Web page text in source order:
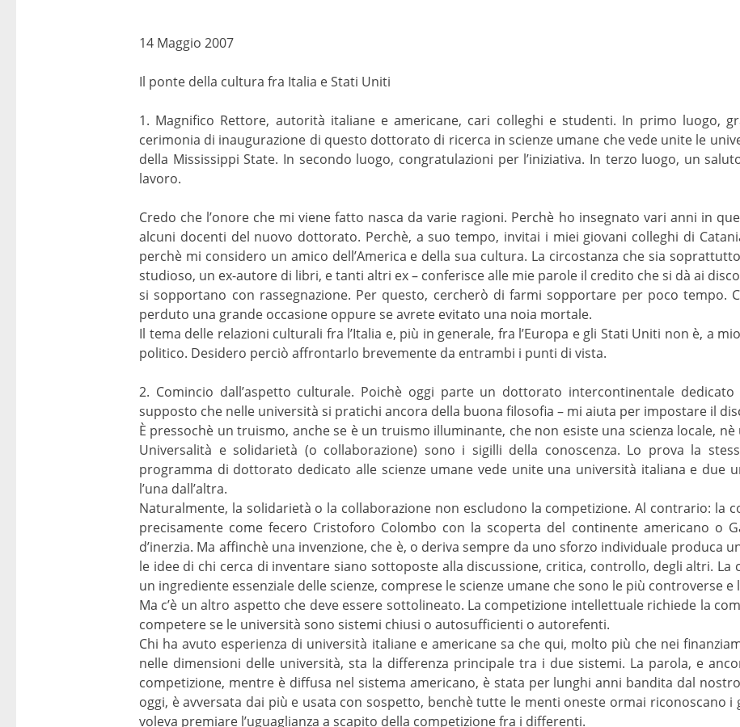
14 Maggio 2007
Il ponte della cultura fra Italia e Stati Uniti
1. Magnifico Rettore, autorità italiane e americane, cari colleghi e studenti. In primo luogo,
cerimonia di inaugurazione di questo dottorato di ricerca in scienze umane che vede unite le
della Mississippi State. In secondo luogo, congratulazioni per l’iniziativa. In terzo luogo, un
lavoro.
Credo che l’onore che mi viene fatto nasca da varie ragioni. Perchè ho insegnato vari anni in
alcuni docenti del nuovo dottorato. Perchè, a suo tempo, invitai i miei giovani colleghi di
perchè mi considero un amico dell’America e della sua cultura. La circostanza che sia soprattutto
studioso, un ex-autore di libri, e tanti altri ex – conferisce alle mie parole il credito che si dà ai
si sopportano con rassegnazione. Per questo, cercherò di farmi sopportare per poco tempo.
perduto una grande occasione oppure se avrete evitato una noia mortale.
Il tema delle relazioni culturali fra l’Italia e, più in generale, fra l’Europa e gli Stati Uniti non è, a
politico. Desidero perciò affrontarlo brevemente da entrambi i punti di vista.
2. Comincio dall’aspetto culturale. Poichè oggi parte un dottorato intercontinentale
supposto che nelle università si pratichi ancora della buona filosofia – mi aiuta per impostare il
È pressochè un truismo, anche se è un truismo illuminante, che non esiste una scienza locale,
Universalità e solidarietà (o collaborazione) sono i sigilli della conoscenza. Lo prova la
programma di dottorato dedicato alle scienze umane vede unite una università italiana e due
l’una dall’altra.
Naturalmente, la solidarietà o la collaborazione non escludono la competizione. Al contrario: la
precisamente come fecero Cristoforo Colombo con la scoperta del continente americano o
d’inerzia. Ma affinchè una invenzione, che è, o deriva sempre da uno sforzo individuale produca
le idee di chi cerca di inventare siano sottoposte alla discussione, critica, controllo, degli altri.
un ingrediente essenziale delle scienze, comprese le scienze umane che sono le più controverse e
Ma c’è un altro aspetto che deve essere sottolineato. La competizione intellettuale richiede la
competere se le università sono sistemi chiusi o autosufficienti o autorefenti.
Chi ha avuto esperienza di università italiane e americane sa che qui, molto più che nei
nelle dimensioni delle università, sta la differenza principale tra i due sistemi. La parola, e
competizione, mentre è diffusa nel sistema americano, è stata per lunghi anni bandita dal
oggi, è avversata dai più e usata con sospetto, benchè tutte le menti oneste ormai riconoscano
voleva premiare l’uguaglianza a scapito della competizione fra i differenti.